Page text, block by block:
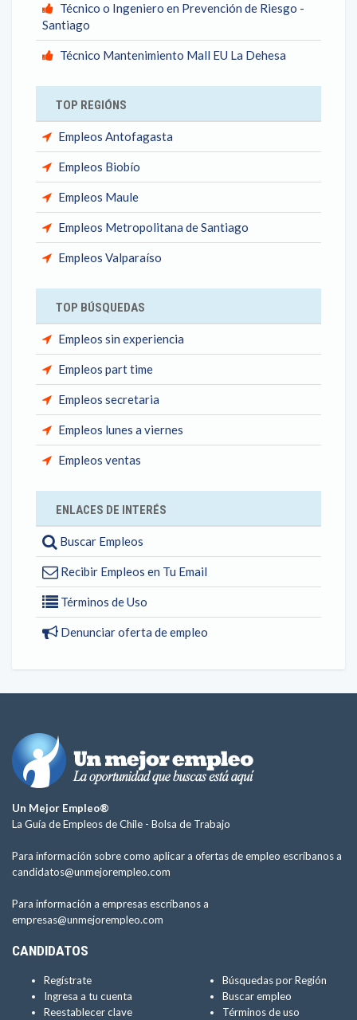
Técnico o Ingeniero en Prevención de Riesgo -
Santiago
Técnico Mantenimiento Mall EU La Dehesa
TOP REGIÓNS
Empleos Antofagasta
Empleos Biobío
Empleos Maule
Empleos Metropolitana de Santiago
Empleos Valparaíso
TOP BÚSQUEDAS
Empleos sin experiencia
Empleos part time
Empleos secretaria
Empleos lunes a viernes
Empleos ventas
ENLACES DE INTERÉS
Buscar Empleos
Recibir Empleos en Tu Email
Términos de Uso
Denunciar oferta de empleo
Un Mejor Empleo®
La Guía de Empleos de Chile - Bolsa de Trabajo
Para información sobre como aplicar a ofertas de empleo escríbanos a
candidatos@unmejorempleo.com
Para información a empresas escríbanos a
empresas@unmejorempleo.com
CANDIDATOS
Regístrate
Ingresa a tu cuenta
Reestablecer clave
Búsquedas por Región
Buscar empleo
Términos de uso